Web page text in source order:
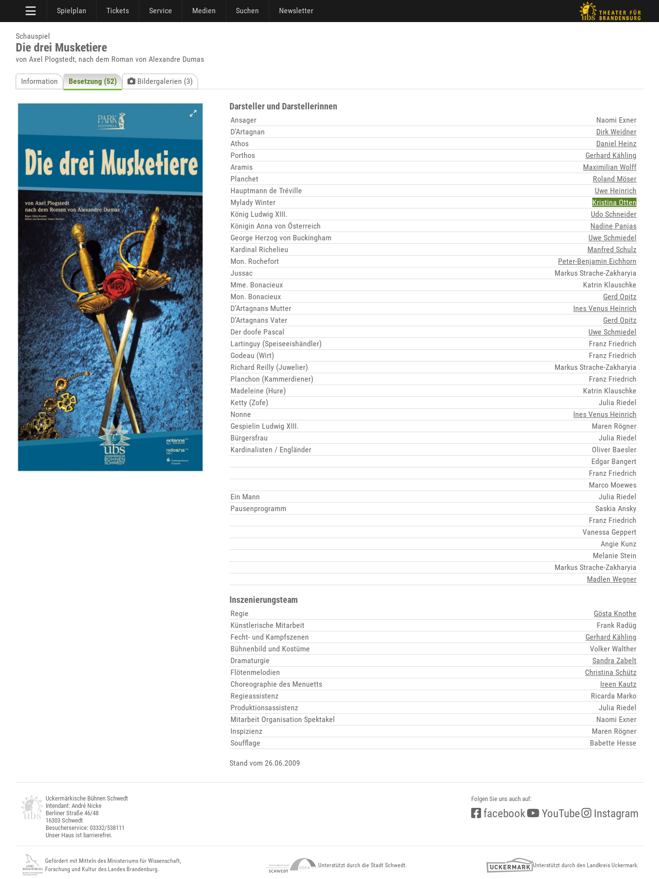
Spielplan Tickets Service Medien Suchen Newsletter
Schauspiel
Die drei Musketiere
von Axel Plogstedt, nach dem Roman von Alexandre Dumas
Information Besetzung (52) Bildergalerien (3)
Darsteller und Darstellerinnen
Ansager
Naomi Exner
D’Artagnan
Dirk Weidner
Athos
Daniel Heinz
Porthos
Gerhard Kähling
Aramis
Maximilian Wolff
Planchet
Roland Möser
Hauptmann de Tréville
Uwe Heinrich
Mylady Winter
Kristina Otten
König Ludwig XIII.
Udo Schneider
Königin Anna von Österreich
Nadine Panjas
George Herzog von Buckingham
Uwe Schmiedel
Kardinal Richelieu
Manfred Schulz
Mon. Rochefort
Peter-Benjamin Eichhorn
Jussac
Markus Strache-Zakharyia
Mme. Bonacieux
Katrin Klauschke
Mon. Bonacieux
Gerd Opitz
D’Artagnans Mutter
Ines Venus Heinrich
D’Artagnans Vater
Gerd Opitz
Der doofe Pascal
Uwe Schmiedel
Lartinguy (Speiseeishändler)
Franz Friedrich
Godeau (Wirt)
Franz Friedrich
Richard Reilly (Juwelier)
Markus Strache-Zakharyia
Planchon (Kammerdiener)
Franz Friedrich
Madeleine (Hure)
Katrin Klauschke
Ketty (Zofe)
Julia Riedel
Nonne
Ines Venus Heinrich
Gespielin Ludwig XIII.
Maren Rögner
Bürgersfrau
Julia Riedel
Kardinalisten / Engländer
Oliver Baesler
Edgar Bangert
Franz Friedrich
Marco Moewes
Ein Mann
Julia Riedel
Pausenprogramm
Saskia Ansky
Franz Friedrich
Vanessa Geppert
Angie Kunz
Melanie Stein
Markus Strache-Zakharyia
Madlen Wegner
Inszenierungsteam
Regie
Gösta Knothe
Künstlerische Mitarbeit
Frank Radüg
Fecht- und Kampfszenen
Gerhard Kähling
Bühnenbild und Kostüme
Volker Walther
Dramaturgie
Sandra Zabelt
Flötenmelodien
Christina Schütz
Choreographie des Menuetts
Ireen Kautz
Regieassistenz
Ricarda Marko
Produktionsassistenz
Julia Riedel
Mitarbeit Organisation Spektakel
Naomi Exner
Inspizienz
Maren Rögner
Soufflage
Babette Hesse
Stand vom 26.06.2009
Uckermärkische Bühnen Schwedt
Intendant: André Nicke
Berliner Straße 46/48
16303 Schwedt
Besucherservice: 03332/538111
Unser Haus ist barrierefrei.
Folgen Sie uns auch auf:
facebook YouTube Instagram
Gefördert mit Mitteln des Ministeriums für Wissenschaft,
Forschung und Kultur des Landes Brandenburg.
Unterstützt durch die Stadt Schwedt. Unterstützt durch den Landkreis Uckermark.